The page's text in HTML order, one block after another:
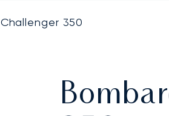
Challenger 350